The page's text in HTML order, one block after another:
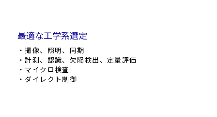
最適な工学系選定
・撮像、照明、同期
・計測、認識、欠陥検出、定量評価
・マイクロ検査
・ダイレクト制御